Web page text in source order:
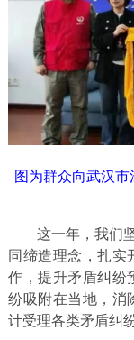
图为群众向武汉
这一年，我们
同缔造理念，扎实
作，提升矛盾纠纷
纷吸附在当地，消
计受理各类矛盾纠